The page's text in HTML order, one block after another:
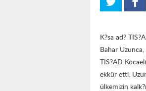
K?sa ad?
Bahar
TIS?AD
ekkür etti.
ülkemizin